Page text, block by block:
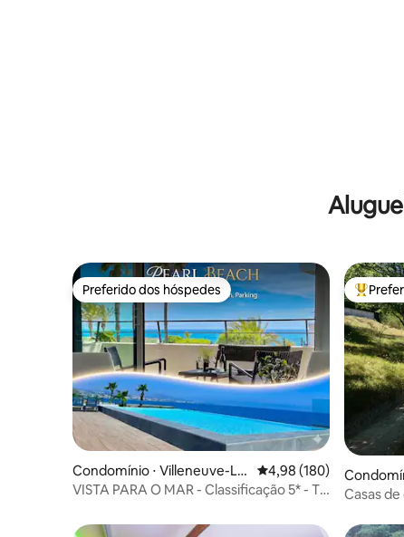
Preferido dos hóspedes
Preferido dos hóspedes
Condomínio ⋅ Villeneuve-Lo
ubet
4,98 de uma avaliação
4,98 (180)
VISTA PARA O MAR - Classificação 5* - T3
Entre
tre
Casas